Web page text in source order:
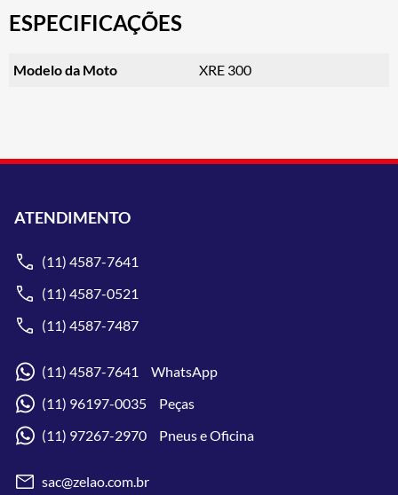
ESPECIFICAÇÕES
Modelo da Moto XRE 300
ATENDIMENTO
(11) 4587-7641
(11) 4587-0521
(11) 4587-7487
(11) 4587-7641 WhatsApp
(11) 96197-0035 Peças
(11) 97267-2970 Pneus e Oficina
sac@zelao.com.br